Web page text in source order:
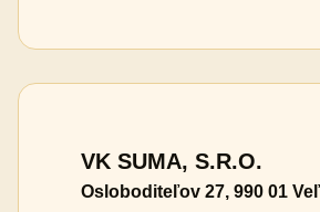
VK SUMA, S.R.O.
Osloboditeľov 27, 990 01